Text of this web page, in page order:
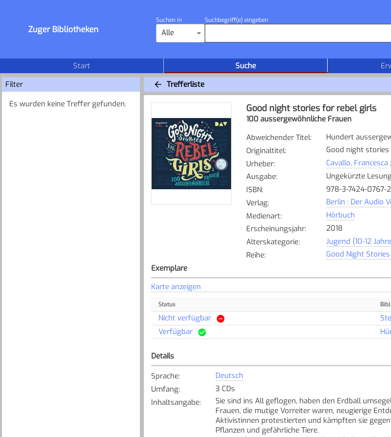
Zuger Bibliotheken
Suchen in
Alle
Suchbegriff(e) eingeben
Start Suche
Filter
Es wurden keine Treffer gefunden.
Trefferliste
Good night stories for rebel girls
100 aussergewöhnliche Frauen
Abweichender Titel:
Hundert
Originaltitel:
Good night
Urheber: Cavallo, Francesca ;
Ausgabe:
Ungekürzte
ISBN:
978-3-7424-0767-2
Verlag:
Berlin : Der Audio
Medienart:
Hörbuch
Erscheinungsjahr:
2018
Alterskategorie:
Jugend (10-12
Reihe: Good Night
Exemplare
Karte anzeigen
Status
Nicht verfügbar
Verfügbar
Details
Sprache:
Deutsch
Umfang:
3 CDs
Inhaltsangabe:
Sie sind ins All geflogen, haben den Erdball
Frauen, die mutige Vorreiter waren, neugierige
Aktivistinnen protestierten und kämpften sie
Pflanzen und gefährliche Tiere.